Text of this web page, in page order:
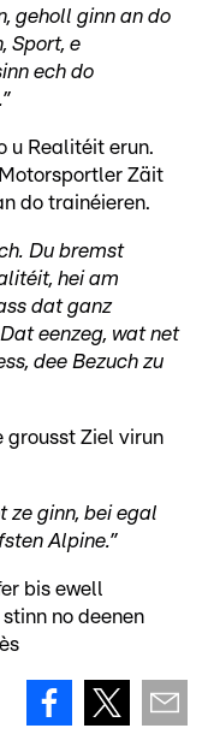
geholl ginn an do
Sport, e
ech do
u Realitéit erun.
Zäit
do trainéieren.
Du bremst
hei am
dat ganz
eenzeg, wat net
dee Bezuch zu
grousst Ziel virun
ze ginn, bei egal
Alpine.”
bis ewell
no deenen